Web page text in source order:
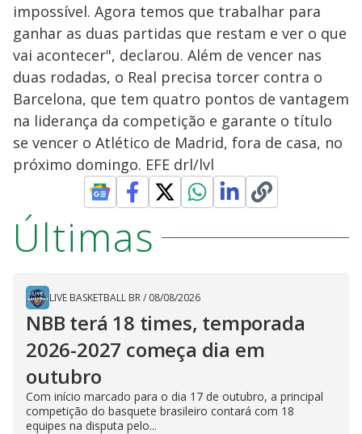
impossível. Agora temos que trabalhar para
ganhar as duas partidas que restam e ver o que
vai acontecer", declarou. Além de vencer nas
duas rodadas, o Real precisa torcer contra o
Barcelona, que tem quatro pontos de vantagem
na liderança da competição e garante o título
se vencer o Atlético de Madrid, fora de casa, no
próximo domingo. EFE drl/lvl
Últimas
LIVE BASKETBALL BR/ 08/08/2026
NBB terá 18 times, temporada
2026-2027 começa dia em
outubro
Com início marcado para o dia 17 de outubro, a principal
competição do basquete brasileiro contará com 18
equipes na disputa pelo...